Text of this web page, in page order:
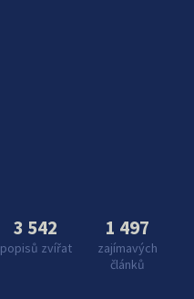
3 542
popisů zvířat
1 497
zajímavých
článků